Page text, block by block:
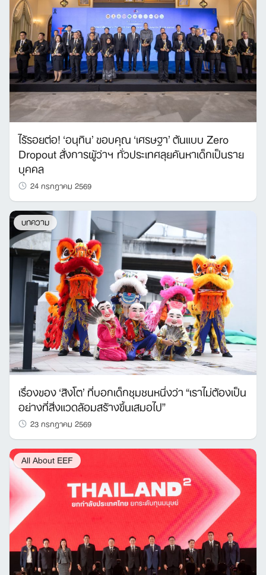
ไร้รอยต่อ! ‘อนุทิน’ ขอบคุณ ‘เศรษฐา’ ต้นแบบ Zero
Dropout สั่งการผู้ว่าฯ ทั่วประเทศลุยค้นหาเด็กเป็นราย
บุคคล
24 กรกฎาคม 2569
บทความ
เรื่องของ ‘สิงโต’ ที่บอกเด็กชุมชนหนึ่งว่า “เราไม่ต้องเป็น
อย่างที่สิ่งแวดล้อมสร้างขึ้นเสมอไป”
23 กรกฎาคม 2569
All About EEF